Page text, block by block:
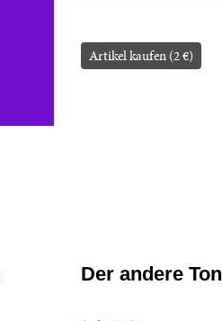
Artikel kaufen (2 €)
Der andere Ton